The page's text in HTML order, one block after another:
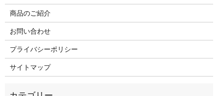
商品のご紹介
お問い合わせ
プライバシーポリシー
サイトマップ